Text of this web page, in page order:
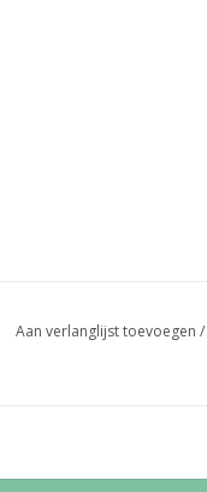
Aan verlanglijst toevoegen /